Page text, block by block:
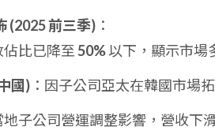
(2025 前三季) ：
佔比已降至 50%以下，顯示市場
國) ：因子公司亞太在韓國市場
地子公司營運調整影響，營收下